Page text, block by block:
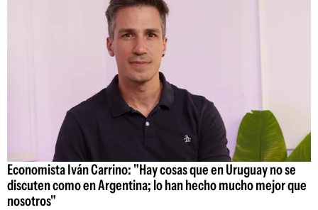
Economista Iván Carrino: "Hay cosas que en Uruguay no se
discuten como en Argentina; lo han hecho mucho mejor que
nosotros"